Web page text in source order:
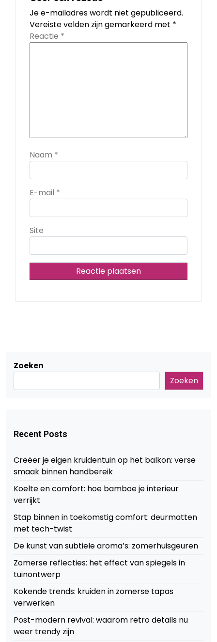
Je e-mailadres wordt niet gepubliceerd.
Vereiste velden zijn gemarkeerd met *
Reactie *
Naam *
E-mail *
Site
Zoeken
Zoeken
Recent Posts
Creëer je eigen kruidentuin op het balkon: verse
smaak binnen handbereik
Koelte en comfort: hoe bamboe je interieur
verrijkt
Stap binnen in toekomstig comfort: deurmatten
met tech-twist
De kunst van subtiele aroma’s: zomerhuisgeuren
Zomerse reflecties: het effect van spiegels in
tuinontwerp
Kokende trends: kruiden in zomerse tapas
verwerken
Post-modern revival: waarom retro details nu
weer trendy zijn